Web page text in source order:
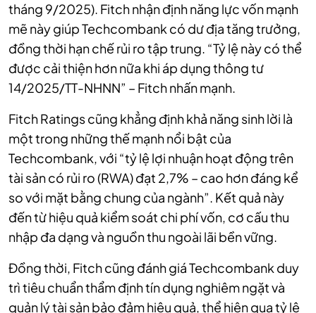
tháng 9/2025). Fitch nhận định năng lực vốn mạnh
mẽ này giúp Techcombank có dư địa tăng trưởng,
đồng thời hạn chế rủi ro tập trung. “Tỷ lệ này có thể
được cải thiện hơn nữa khi áp dụng thông tư
14/2025/TT-NHNN” – Fitch nhấn mạnh.
Fitch Ratings cũng khẳng định khả năng sinh lời là
một trong những thế mạnh nổi bật của
Techcombank, với “tỷ lệ lợi nhuận hoạt động trên
tài sản có rủi ro (RWA) đạt 2,7% – cao hơn đáng kể
so với mặt bằng chung của ngành”. Kết quả này
đến từ hiệu quả kiểm soát chi phí vốn, cơ cấu thu
nhập đa dạng và nguồn thu ngoài lãi bền vững.
Đồng thời, Fitch cũng đánh giá Techcombank duy
trì tiêu chuẩn thẩm định tín dụng nghiêm ngặt và
quản lý tài sản bảo đảm hiệu quả, thể hiện qua tỷ lệ